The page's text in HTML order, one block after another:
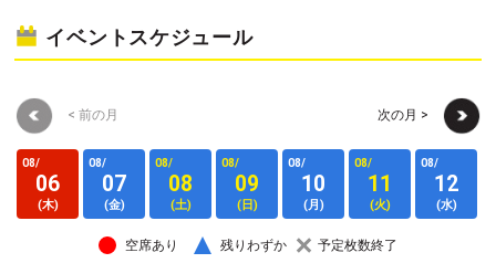
イベントスケジュール
< 前の月 次の月 >
08/
06
(木)
08/
07
(金)
08/
08
(土)
08/
09
(日)
08/
10
(月)
08/
11
(火)
08/
12
(水)
空席あり 残りわずか 予定枚数終了